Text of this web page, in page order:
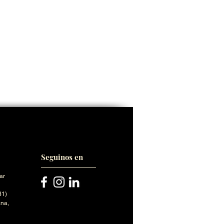
Seguinos en